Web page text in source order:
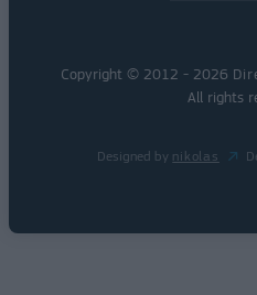
Copyright © 2012 - 2026
All rights
Designed by nikolas